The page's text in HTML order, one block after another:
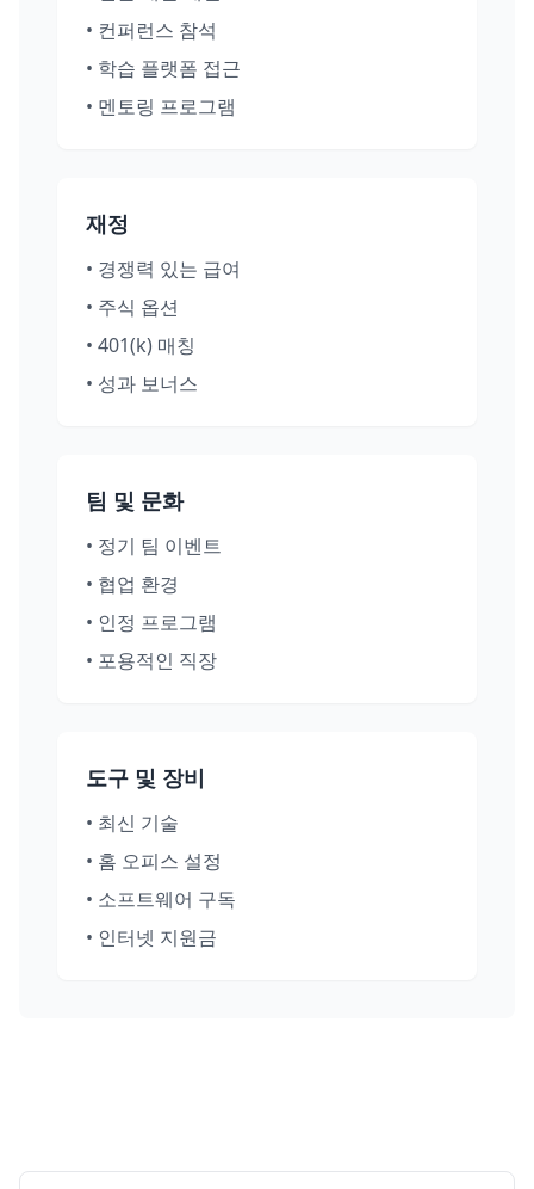
• 컨퍼런스 참석
• 학습 플랫폼 접근
• 멘토링 프로그램
재정
• 경쟁력 있는 급여
• 주식 옵션
• 401(k) 매칭
• 성과 보너스
팀 및 문화
• 정기 팀 이벤트
• 협업 환경
• 인정 프로그램
• 포용적인 직장
도구 및 장비
• 최신 기술
• 홈 오피스 설정
• 소프트웨어 구독
• 인터넷 지원금